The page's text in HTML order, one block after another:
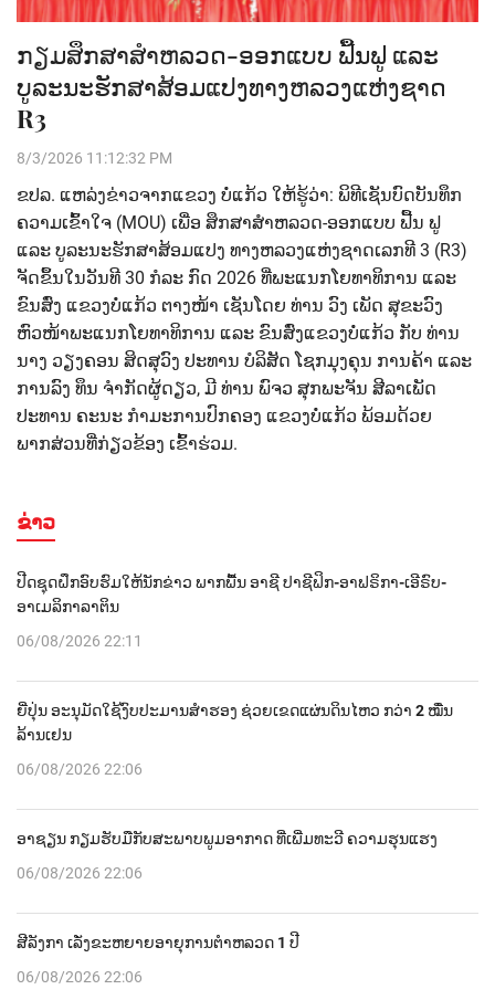
ກຽມສຶກສາສຳຫລວດ-ອອກແບບ ຟື້ນຟູ ແລະ
ບູລະນະຮັກສາສ້ອມແປງທາງຫລວງແຫ່ງຊາດ
R3
8/3/2026 11:12:32 PM
ຂປລ. ແຫລ່ງຂ່າວຈາກແຂວງ ບໍ່ແກ້ວ ໃຫ້ຮູ້ວ່າ: ພິທີເຊັນບົດບັນທຶກ
ຄວາມເຂົ້າໃຈ (MOU) ເພ່ືອ ສຶກສາສຳຫລວດ-ອອກແບບ ຟື້ນ ຟູ
ແລະ ບູລະນະຮັກສາສ້ອມແປງ ທາງຫລວງແຫ່ງຊາດເລກທີ 3 (R3)
ຈັດຂຶ້ນໃນວັນທີ 30 ກໍລະ ກົດ 2026 ທີ່ພະແນກໂຍທາທິການ ແລະ
ຂົນສົ່ງ ແຂວງບໍ່ແກ້ວ ຕາງໜ້າ ເຊັນໂດຍ ທ່ານ ວົງ ເພັດ ສຸຂະວົງ
ຫົວໜ້າພະແນກໂຍທາທິການ ແລະ ຂົນສົ່ງແຂວງບໍ່ແກ້ວ ກັບ ທ່ານ
ນາງ ວຽງຄອນ ສິດສຸວົງ ປະທານ ບໍລິສັດ ໂຊກມຸງຄຸນ ການຄ້າ ແລະ
ການລົງ ທຶນ ຈຳກັດຜູ້ດຽວ, ມີ ທ່ານ ພົຈວ ສຸກພະຈັນ ສີລາເພັດ
ປະທານ ຄະນະ ກຳມະການປົກຄອງ ແຂວງບໍ່ແກ້ວ ພ້ອມດ້ວຍ
ພາກສ່ວນທີ່ກ່ຽວຂ້ອງ ເຂົ້າຮ່ວມ.
ຂ່າວ
ປີດຊຸດຝຶກອົບຮົມໃຫ້ນັກຂ່າວ ພາກພື້ນ ອາຊີ ປາຊີຟິກ-ອາຟຣິກາ-ເອີຣົບ-
ອາເມລິກາລາຕິນ
06/08/2026 22:11
ຍີ່ປຸ່ນ ອະນຸມັດໃຊ້ງົບປະມານສຳຮອງ ຊ່ວຍເຂດແຜ່ນດິນໄຫວ ກວ່າ 2 ໝື່ນ
ລ້ານເຢນ
06/08/2026 22:06
ອາຊຽນ ກຽມຮັບມືກັບສະພາບພູມອາກາດ ທີ່ເພີ່ມທະວີ ຄວາມຮຸນແຮງ
06/08/2026 22:06
ສີລັງກາ ເລັ່ງຂະຫຍາຍອາຍຸການຕຳຫລວດ 1 ປີ
06/08/2026 22:06